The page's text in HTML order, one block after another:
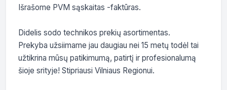
Išrašome PVM sąskaitas -faktūras.
Didelis sodo technikos prekių asortimentas.
Prekyba užsiimame jau daugiau nei 15 metų todėl tai
užtikrina mūsų patikimumą, patirtį ir profesionalumą
šioje srityje! Stipriausi Vilniaus Regionui.